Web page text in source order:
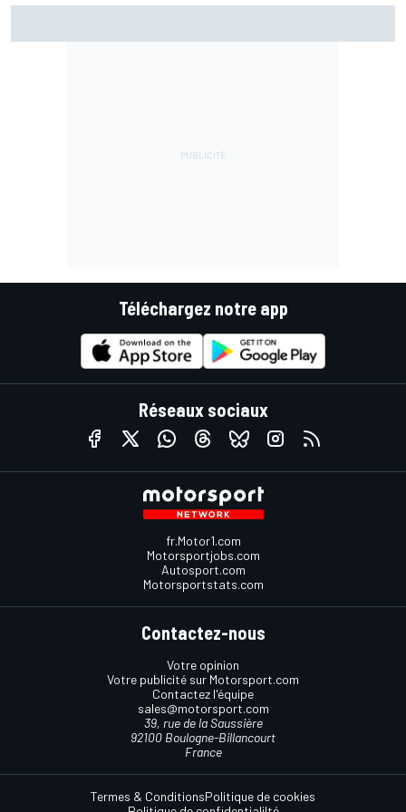
Téléchargez notre app
Réseaux sociaux
fr.Motor1.com
Motorsportjobs.com
Autosport.com
Motorsportstats.com
Contactez-nous
Votre opinion
Votre publicité sur Motorsport.com
Contactez l'équipe
sales@motorsport.com
39, rue de la Saussière
92100 Boulogne-Billancourt
France
Termes & ConditionsPolitique de cookies